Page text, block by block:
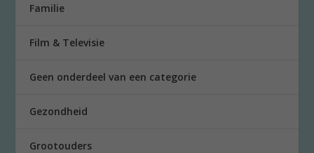
Familie
Film & Televisie
Geen onderdeel van een categorie
Gezondheid
Grootouders